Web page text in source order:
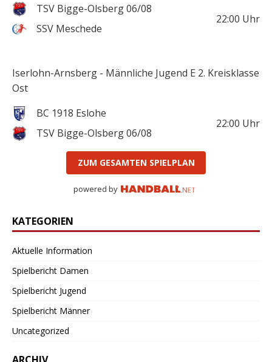
TSV Bigge-Olsberg 06/08
SSV Meschede
22:00 Uhr
Iserlohn-Arnsberg - Männliche Jugend E 2. Kreisklasse
Ost
BC 1918 Eslohe
TSV Bigge-Olsberg 06/08
22:00 Uhr
ZUM GESAMTEN SPIELPLAN
powered by
KATEGORIEN
Aktuelle Information
Spielbericht Damen
Spielbericht Jugend
Spielbericht Männer
Uncategorized